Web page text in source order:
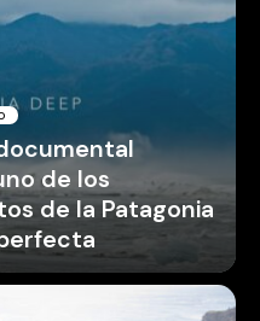
documental
de los
de la Patagonia